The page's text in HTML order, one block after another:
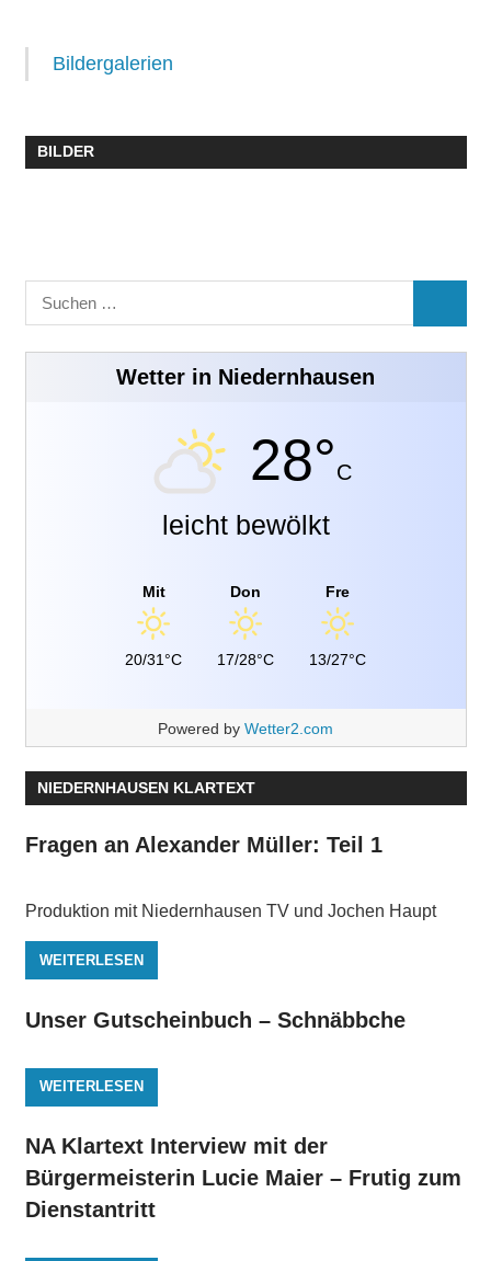
Bildergalerien
BILDER
Suchen
nach:
Wetter in Niedernhausen
28°C
leicht bewölkt
Mit
20/31°C
Don
17/28°C
Fre
13/27°C
Powered by Wetter2.com
NIEDERNHAUSEN KLARTEXT
Fragen an Alexander Müller: Teil 1
Produktion mit Niedernhausen TV und Jochen Haupt
WEITERLESEN
Unser Gutscheinbuch – Schnäbbche
WEITERLESEN
NA Klartext Interview mit der
Bürgermeisterin Lucie Maier – Frutig zum
Dienstantritt